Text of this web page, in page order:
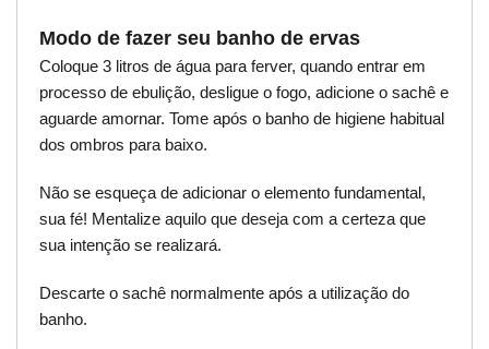
Modo de fazer seu banho de ervas
Coloque 3 litros de água para ferver, quando entrar em
processo de ebulição, desligue o fogo, adicione o sachê e
aguarde amornar. Tome após o banho de higiene habitual
dos ombros para baixo.
Não se esqueça de adicionar o elemento fundamental,
sua fé! Mentalize aquilo que deseja com a certeza que
sua intenção se realizará.
Descarte o sachê normalmente após a utilização do
banho.